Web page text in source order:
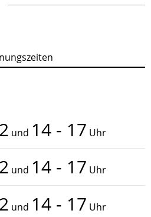
und 14 - 17 Uhr
und 14 - 17 Uhr
und 14 - 17 Uhr